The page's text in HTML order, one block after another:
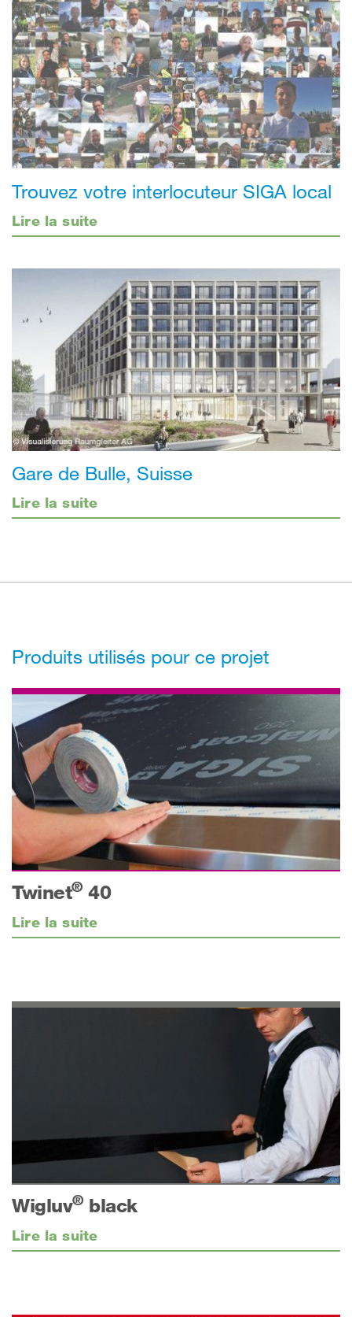
Trouvez votre interlocuteur SIGA local
Lire la suite
Gare de Bulle, Suisse
Lire la suite
Produits utilisés pour ce projet
Twinet®40
Lire la suite
Wigluv®black
Lire la suite